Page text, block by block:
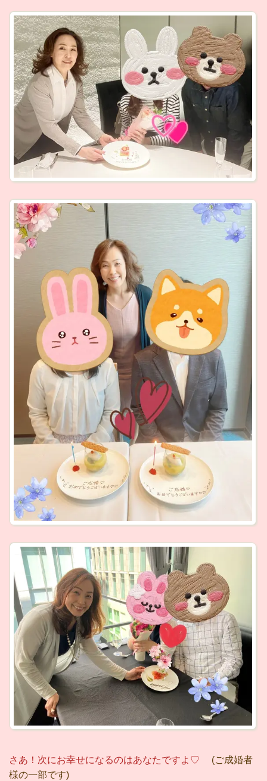
さあ！次にお幸せになるのはあなたですよ♡
(ご成婚者
様の一部です)